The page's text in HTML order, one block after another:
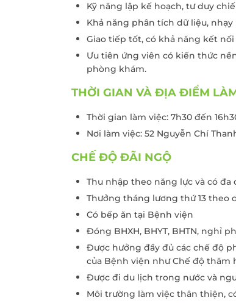
Kỹ năng lập kế hoạch, tư duy
Khả năng phân tích dữ liệu,
Giao tiếp tốt, có khả năng kết
Ưu tiên ứng viên có kiến thức
phòng khám.
THỜI GIAN VÀ ĐỊA ĐIỂM
Thời gian làm việc: 7h30 đến
Nơi làm việc: 52 Nguyễn Chí
CHẾ ĐỘ ĐÃI NGỘ
Thu nhập theo năng lực và có
Thưởng tháng lương thứ 13 theo
Có bếp ăn tại Bệnh viện
Đóng BHXH, BHYT, BHTN, nghỉ
Được hưởng đầy đủ các chế độ
của Bệnh viện như Chế độ thăm
Được đi du lịch trong nước và
Môi trường làm việc thân thiện,